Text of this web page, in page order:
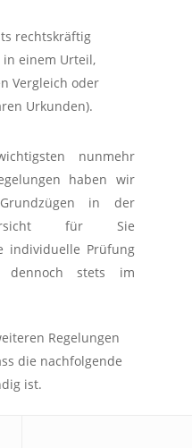
rechtskräftig
in einem Urteil,
Vergleich oder
Urkunden).
nunmehr
haben wir
in der
für Sie
individuelle Prüfung
dennoch stets im
Regelungen
die nachfolgende
ist.